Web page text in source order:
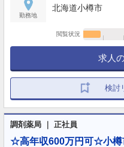
勤務地
北海道小樽市
閲覧状況
求人
検討
調剤薬局 ｜ 正社員
☆高年収600万円可☆小樽